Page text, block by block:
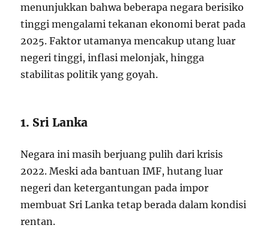
menunjukkan bahwa beberapa negara berisiko
tinggi mengalami tekanan ekonomi berat pada
2025. Faktor utamanya mencakup utang luar
negeri tinggi, inflasi melonjak, hingga
stabilitas politik yang goyah.
1. Sri Lanka
Negara ini masih berjuang pulih dari krisis
2022. Meski ada bantuan IMF, hutang luar
negeri dan ketergantungan pada impor
membuat Sri Lanka tetap berada dalam kondisi
rentan.